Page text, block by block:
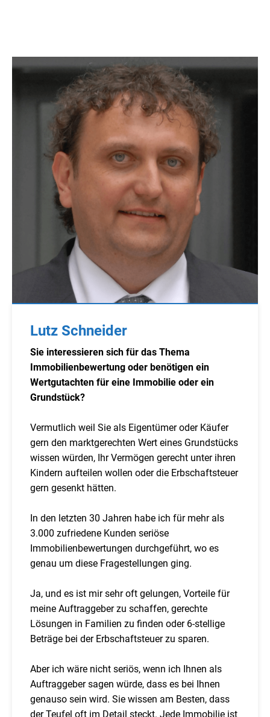
Lutz Schneider
Sie interessieren sich für das Thema
Immobilienbewertung oder benötigen ein
Wertgutachten für eine Immobilie oder ein
Grundstück?
Vermutlich weil Sie als Eigentümer oder Käufer
gern den marktgerechten Wert eines Grundstücks
wissen würden, Ihr Vermögen gerecht unter ihren
Kindern aufteilen wollen oder die Erbschaftsteuer
gern gesenkt hätten.
In den letzten 30 Jahren habe ich für mehr als
3.000 zufriedene Kunden seriöse
Immobilienbewertungen durchgeführt, wo es
genau um diese Fragestellungen ging.
Ja, und es ist mir sehr oft gelungen, Vorteile für
meine Auftraggeber zu schaffen, gerechte
Lösungen in Familien zu finden oder 6-stellige
Beträge bei der Erbschaftsteuer zu sparen.
Aber ich wäre nicht seriös, wenn ich Ihnen als
Auftraggeber sagen würde, dass es bei Ihnen
genauso sein wird. Sie wissen am Besten, dass
der Teufel oft im Detail steckt. Jede Immobilie ist